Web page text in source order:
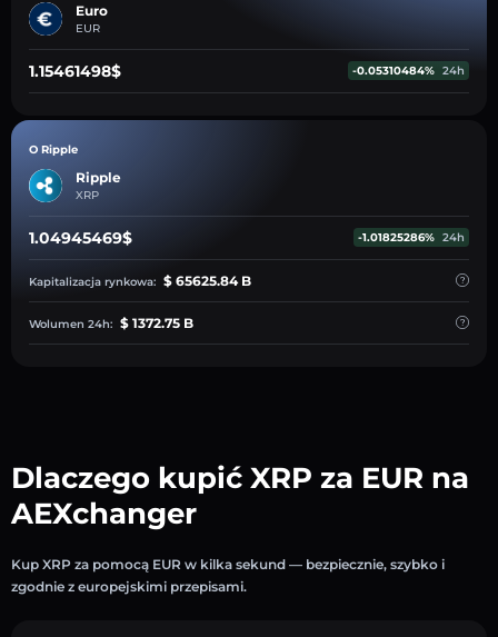
Euro
EUR
1.15461498$ -0.05310484% 24h
O Ripple
Ripple
XRP
1.04945469$ -1.01825286% 24h
Kapitalizacja rynkowa: $ 65625.84 B
Wolumen 24h: $ 1372.75 B
Dlaczego kupić XRP za EUR na
AEXchanger
Kup XRP za pomocą EUR w kilka sekund — bezpiecznie, szybko i
zgodnie z europejskimi przepisami.